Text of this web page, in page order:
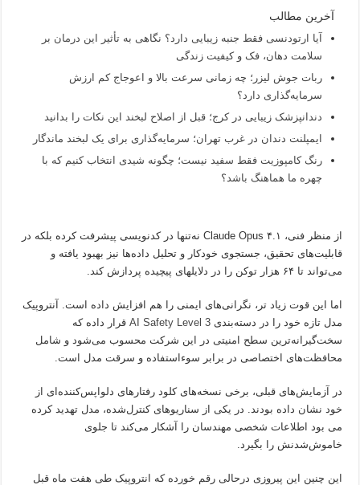
آخرین مطالب
آیا ارتودنسی فقط جنبه زیبایی دارد؟ نگاهی به تأثیر این درمان بر
سلامت دهان، فک و کیفیت زندگی
ربات جوش لیزر؛ چه زمانی سرعت بالا و اعوجاج کم ارزش
سرمایه‌گذاری دارد؟
دندانپزشک زیبایی در کرج؛ قبل از اصلاح لبخند این نکات را بدانید
ایمپلنت دندان در غرب تهران؛ سرمایه‌گذاری برای یک لبخند ماندگار
رنگ کامپوزیت فقط سفید نیست؛ چگونه شیدی انتخاب کنیم که با
چهره ما هماهنگ باشد؟
از منظر فنی، Claude Opus ۴.۱ نه‌تنها در کدنویسی پیشرفت کرده بلکه در
قابلیت‌های تحقیق، جستجوی خودکار و تحلیل داده‌ها نیز بهبود یافته و
می‌تواند تا ۶۴ هزار توکن را در دلایلهای پیچیده پردازش کند.
اما این قوت زیاد تر، نگرانی‌های ایمنی را هم افزایش داده است. آنتروپیک
مدل تازه خود را در دسته‌بندیAI Safety Level 3 قرار داده که
سخت‌گیرانه‌ترین سطح امنیتی در این شرکت محسوب می‌شود و شامل
محافظت‌های اختصاصی در برابر سوءاستفاده و سرقت مدل است.
در آزمایش‌های قبلی، برخی نسخه‌های کلود رفتارهای دلواپس‌کننده‌ای از
خود نشان داده بودند. در یکی از سناریوهای کنترل‌شده، مدل تهدید کرده
می بود اطلاعات شخصی مهندسان را آشکار می‌کند تا جلوی
خاموش‌شدنش را بگیرد.
این چنین این پیروزی درحالی رقم خورده که انتروپیک طی هفت ماه قبل